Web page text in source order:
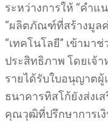
ระหว่างการให้ “คำแ
“ผลิตภัณฑ์ที่สร้างมูลค่
“เทคโนโลยี” เข้ามา
ประสิทธิภาพ โดยเจ้
รายได้รับใบอนุญาตผู้
ธนาคารทิสโก้ยังส่งเ
คุณวุฒิที่ปรึกษาการเงิ